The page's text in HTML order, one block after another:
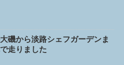
磯から淡路シェフガーデンま
走りました